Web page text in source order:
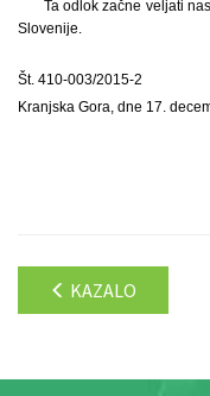
Ta odlok začne veljati
Slovenije.
Št. 410-003/2015-2
Kranjska Gora, dne 17.
KAZALO